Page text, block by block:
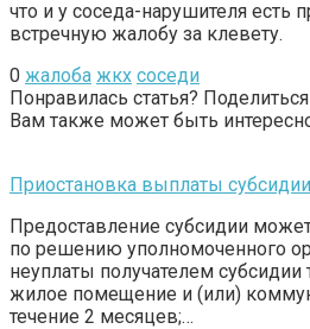
что и у соседа-нарушителя есть
встречную жалобу за клевету.
0 жалоба жкх соседи
Понравилась статья?
Вам также может быть
Приостановка выплаты
Предоставление субсидии
по решению уполномоченного
неуплаты получателем субсидии
жилое помещение и (или)
течение 2 месяцев;…